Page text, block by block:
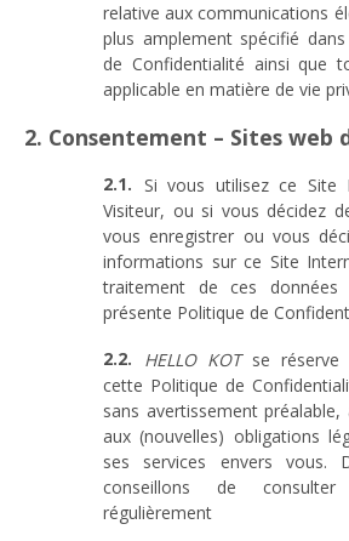
relative aux communications
plus amplement spécifié
de Confidentialité ainsi que
applicable en matière de vie
2. Consentement – Sites web
Si vous utilisez ce
Visiteur, ou si vous décidez
vous enregistrer ou vous
informations sur ce Site
traitement de ces
présente Politique de
HELLO KOTse réserve
cette Politique de
sans avertissement
aux (nouvelles) obligations
ses services envers vous.
conseillons de
régulièrement